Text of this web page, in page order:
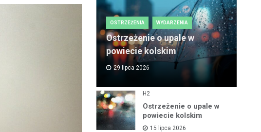
OSTRZEŻENIA WYDARZENIA
Ostrzeżenie o upale w
powiecie kolskim
29 lipca 2026
H2
Ostrzeżenie o upale w
powiecie kolskim
15 lipca 2026